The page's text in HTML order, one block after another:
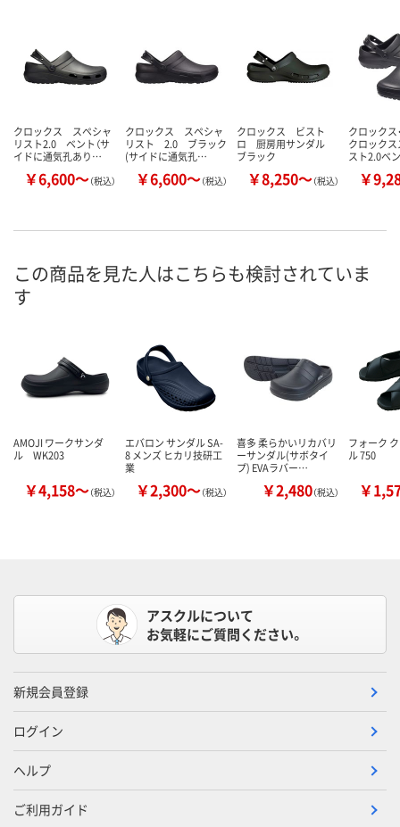
クロックス スペシャ
リスト2.0 ベント（サ
イドに通気孔あり…
￥6,600～（税込）
クロックス スペシャ
リスト 2.0 ブラック
(サイドに通気孔…
￥6,600～（税込）
クロックス ビスト
ロ 厨房用サンダル
ブラック
￥8,250～（税込）
クロックス
クロック
スト2.0ベ
￥
この商品を見た人はこちらも検討されていま
す
AMOJI ワークサンダ
ル WK203
￥4,158～（税込）
エバロン サンダル SA-
8 メンズ ヒカリ技研工
業
￥2,300～（税込）
喜多 柔らかいリカバリ
ーサンダル(サボタイ
プ) EVAラバー…
￥2,480（税込）
フォーク
ル 750
￥
アスクルについて
お気軽にご質問ください。
新規会員登録
ログイン
ヘルプ
ご利用ガイド